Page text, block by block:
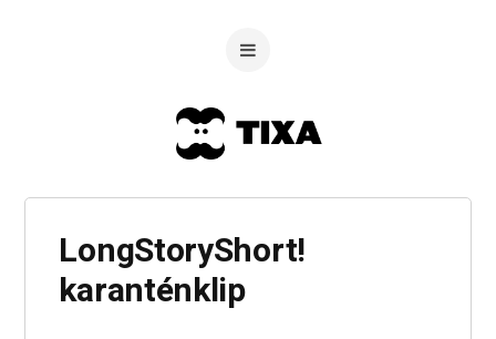
LongStoryShort!
karanténklip